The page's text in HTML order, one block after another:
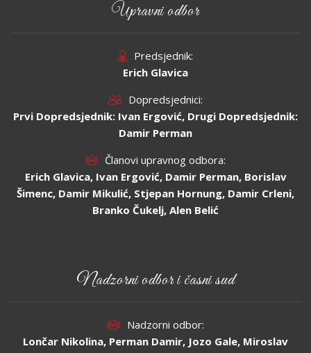
Upravni odbor
Predsjednik:
Erich Glavica
Dopredsjednici:
Prvi Dopredsjednik: Ivan Ergović, Drugi Dopredsjednik:
Damir Perman
Članovi upravnog odbora:
Erich Glavica, Ivan Ergović, Damir Perman, Borislav
Šimenc, Damir Mikulić, Stjepan Hornung, Damir Crleni,
Branko Čukelj, Alen Belić
Nadzorni odbor i časni sud
Nadzorni odbor:
Lončar Nikolina, Perman Damir, Jozo Gale, Miroslav